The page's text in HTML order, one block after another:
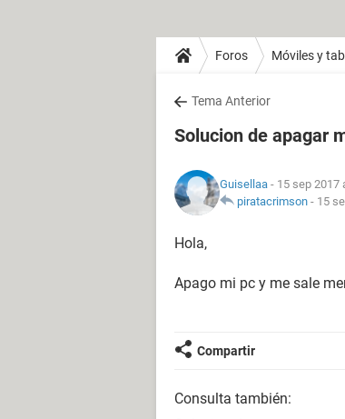
Foros Móviles y
Tema Anterior
Solucion de apagar
Guisellaa - 15 sep 2017
piratacrimson - 15
Hola,
Apago mi pc y me sale
Compartir
Consulta también: